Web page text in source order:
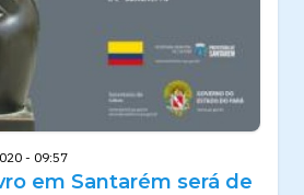
- 09:57
em Santarém será de